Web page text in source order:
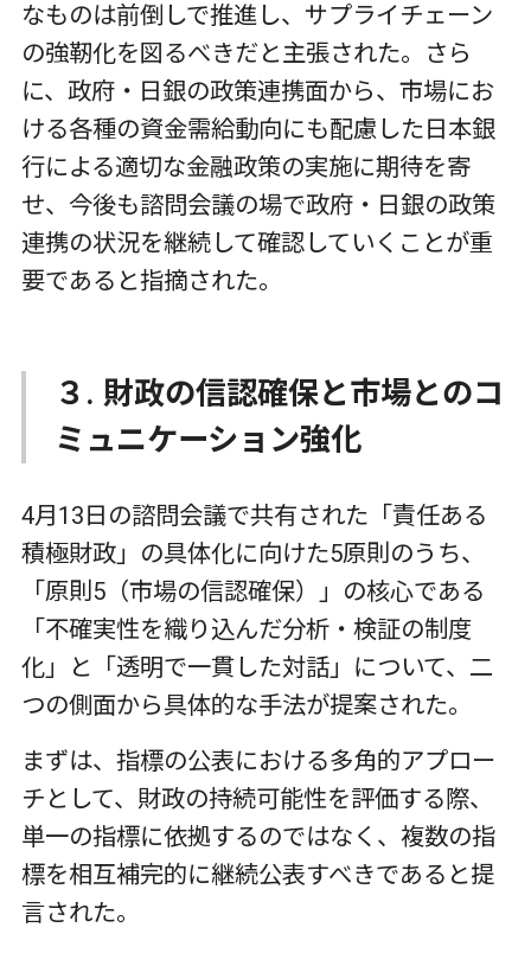
なものは前倒しで推進し、サプライチェーン
の強靭化を図るべきだと主張された。さら
に、政府・日銀の政策連携面から、市場にお
ける各種の資金需給動向にも配慮した日本銀
行による適切な金融政策の実施に期待を寄
せ、今後も諮問会議の場で政府・日銀の政策
連携の状況を継続して確認していくことが重
要であると指摘された。
３. 財政の信認確保と市場とのコ
ミュニケーション強化
4月13日の諮問会議で共有された「責任ある
積極財政」の具体化に向けた5原則のうち、
「原則5（市場の信認確保）」の核心である
「不確実性を織り込んだ分析・検証の制度
化」と「透明で一貫した対話」について、二
つの側面から具体的な手法が提案された。
まずは、指標の公表における多角的アプロー
チとして、財政の持続可能性を評価する際、
単一の指標に依拠するのではなく、複数の指
標を相互補完的に継続公表すべきであると提
言された。